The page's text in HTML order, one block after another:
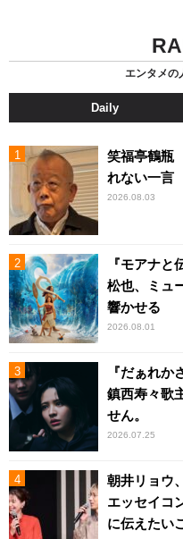
エンタメの
Daily
笑福亭鶴瓶
れない一言
2026.08.03
『モアナ
松也、ミュ
響かせる
2026.08.01
『だぁれ
鎮西寿々歌
せん。
2026.07.25
朝井リョウ
エッセイコ
に伝えたい